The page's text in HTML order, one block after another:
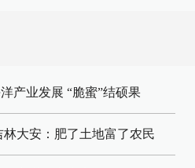
产业发展 “脆蜜”结硕果
林大安：肥了土地富了农民